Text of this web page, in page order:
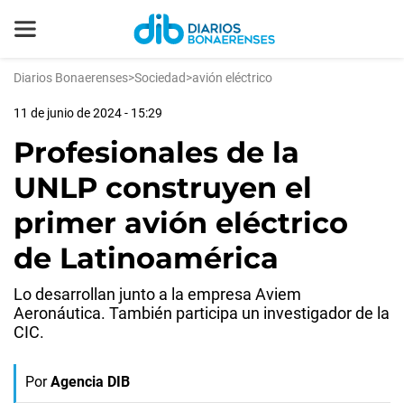
Diarios Bonaerenses>Sociedad>avión eléctrico
11 de junio de 2024 - 15:29
Profesionales de la
UNLP construyen el
primer avión eléctrico
de Latinoamérica
Lo desarrollan junto a la empresa Aviem
Aeronáutica. También participa un investigador de la
CIC.
Por Agencia DIB